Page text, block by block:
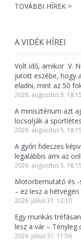
TOVÁBBI HÍREK >
A VIDÉK HÍREI
Volt idő, amikor V.
jutott eszébe, hogy
eladni, mint az 50
2026. augusztus 5. 18:15
A minisztérium azt
locsolják a
2026. augusztus 5. 18:15
A győri fideszes
legalábbis ami az
2026. augusztus 5. 18:15
Motorbemutató és -
– ez lesz a
2026. július 31. 12:10
Egy munkás
lesz a vár – Tényleg
2026. július 31. 11:56